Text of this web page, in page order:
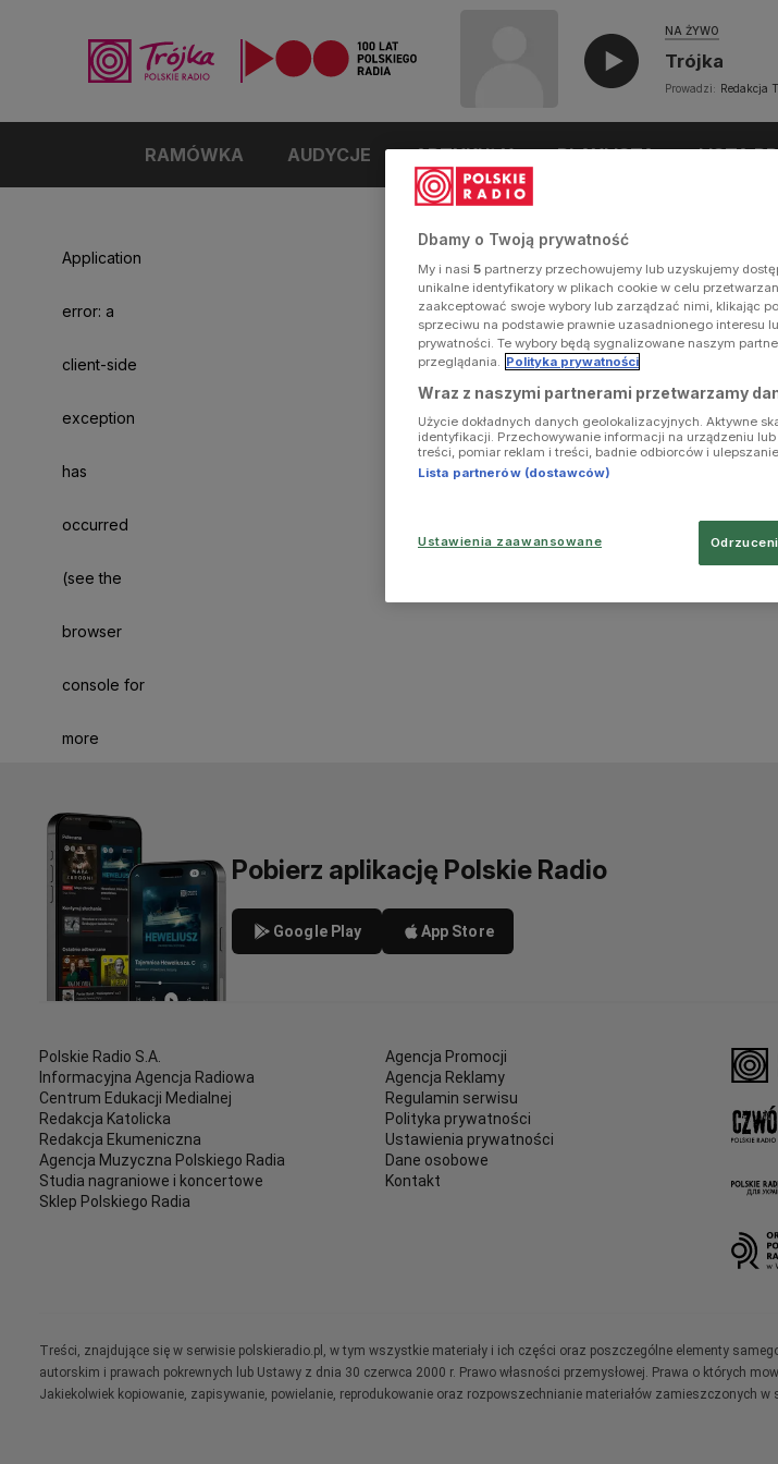
NA ŻYWO
Trójka
Prowadzi: Redakcja
RAMÓWKA AUDYCJE ARTYKUŁY PLAYLISTA LISTA
Application
error: a
client-side
exception
has
occurred
(see the
browser
console for
more
Pobierz aplikację Polskie Radio
Google Play App Store
Polskie Radio S.A.
Informacyjna Agencja Radiowa
Centrum Edukacji Medialnej
Redakcja Katolicka
Redakcja Ekumeniczna
Agencja Muzyczna Polskiego Radia
Studia nagraniowe i koncertowe
Sklep Polskiego Radia
Agencja Promocji
Agencja Reklamy
Regulamin serwisu
Polityka prywatności
Ustawienia prywatności
Dane osobowe
Kontakt
Treści, znajdujące się w serwisie polskieradio.pl, w tym wszystkie materiały i ich części oraz poszczególne elementy
autorskim i prawach pokrewnych lub Ustawy z dnia 30 czerwca 2000 r. Prawo własności przemysłowej. Prawa o których
Jakiekolwiek kopiowanie, zapisywanie, powielanie, reprodukowanie oraz rozpowszechnianie materiałów zamieszczonych
Dbamy o Twoją prywatność
My i nasi 5 partnerzy przechowujemy lub uzyskujemy
unikalne identyfikatory w plikach cookie w celu
zaakceptować swoje wybory lub zarządzać nimi, klikając
sprzeciwu na podstawie prawnie uzasadnionego interesu
prywatności. Te wybory będą sygnalizowane naszym
przeglądania. Polityka prywatności
Wraz z naszymi partnerami przetwarzamy
Użycie dokładnych danych geolokalizacyjnych. Aktywne
identyfikacji. Przechowywanie informacji na urządzeniu
treści, pomiar reklam i treści, badnie odbiorców i ulepszanie
Lista partnerów (dostawców)
Ustawienia zaawansowane